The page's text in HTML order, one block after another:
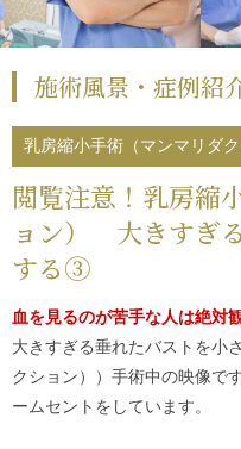
施術風景・症例紹
乳房縮小手術（マンマリダク
閲覧注意！乳房縮
ョン） 大きすぎ
する③
血を見るのが苦手な人は絶対
大きすぎる垂れたバストを小
クション））手術中の映像で
ームセントをしています。